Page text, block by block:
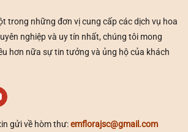
trong những đơn vị cung cấp các dịch vụ hoa
nghiệp và uy tín nhất, chúng tôi mong
hơn nữa sự tin tưởng và ủng hộ của khách
gửi về hòm thư:emflorajsc@gmail.com